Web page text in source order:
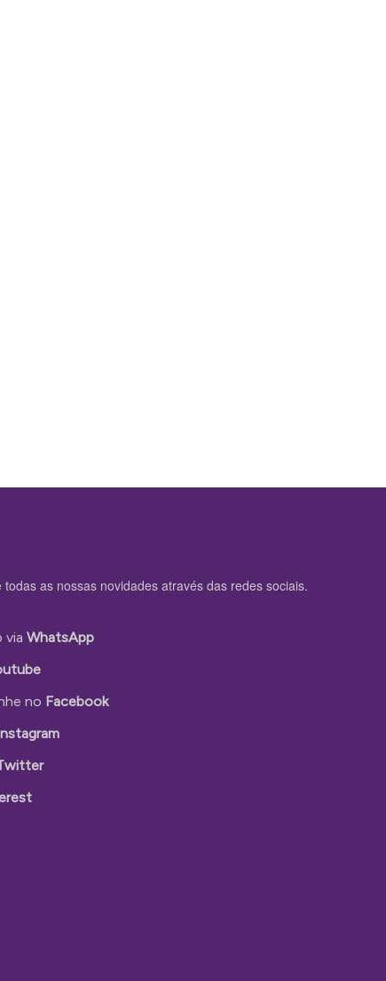
as nossas novidades através das redes sociais.
via WhatsApp
no Facebook